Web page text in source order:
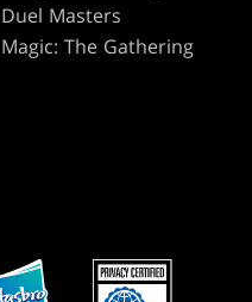
Duel Masters
Magic: The Gathering